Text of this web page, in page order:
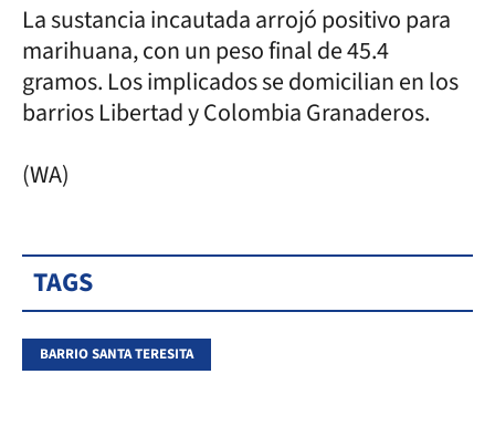
La sustancia incautada arrojó positivo para
marihuana, con un peso final de 45.4
gramos. Los implicados se domicilian en los
barrios Libertad y Colombia Granaderos.
(WA)
TAGS
BARRIO SANTA TERESITA